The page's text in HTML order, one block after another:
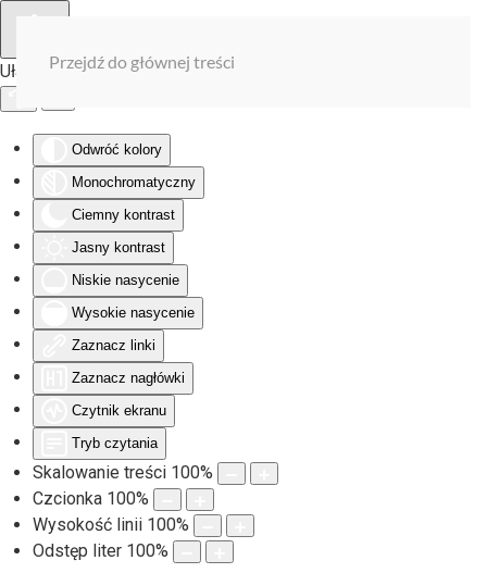
Ułatwienia dostępu
Odwróć kolory
Monochromatyczny
Ciemny kontrast
Jasny kontrast
Niskie nasycenie
Wysokie nasycenie
Zaznacz linki
Zaznacz nagłówki
Czytnik ekranu
Tryb czytania
Skalowanie treści 100%
Czcionka 100%
Wysokość linii 100%
Odstęp liter 100%
Przejdź do głównej treści